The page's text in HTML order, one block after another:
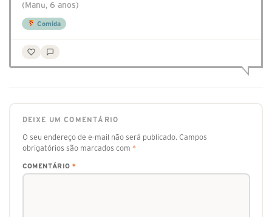
(Manu, 6 anos)
Comida
DEIXE UM COMENTÁRIO
O seu endereço de e-mail não será publicado. Campos
obrigatórios são marcados com *
COMENTÁRIO *